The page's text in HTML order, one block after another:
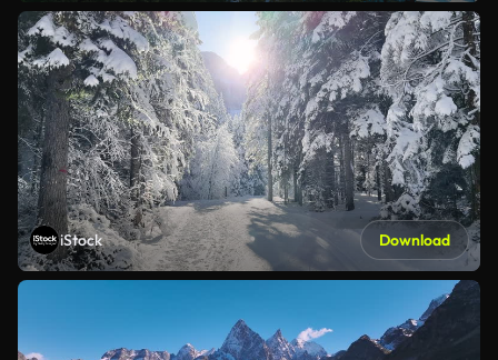
iStock Download